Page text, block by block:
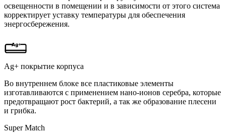
освещенности в помещении и в зависимости от этого система
корректирует уставку температуры для обеспечения
энергосбережения.
Ag+ покрытие корпуса
Во внутреннем блоке все пластиковые элементы
изготавливаются с применением нано-ионов серебра, которые
предотвращают рост бактерий, а так же образование плесени
и грибка.
Super Match